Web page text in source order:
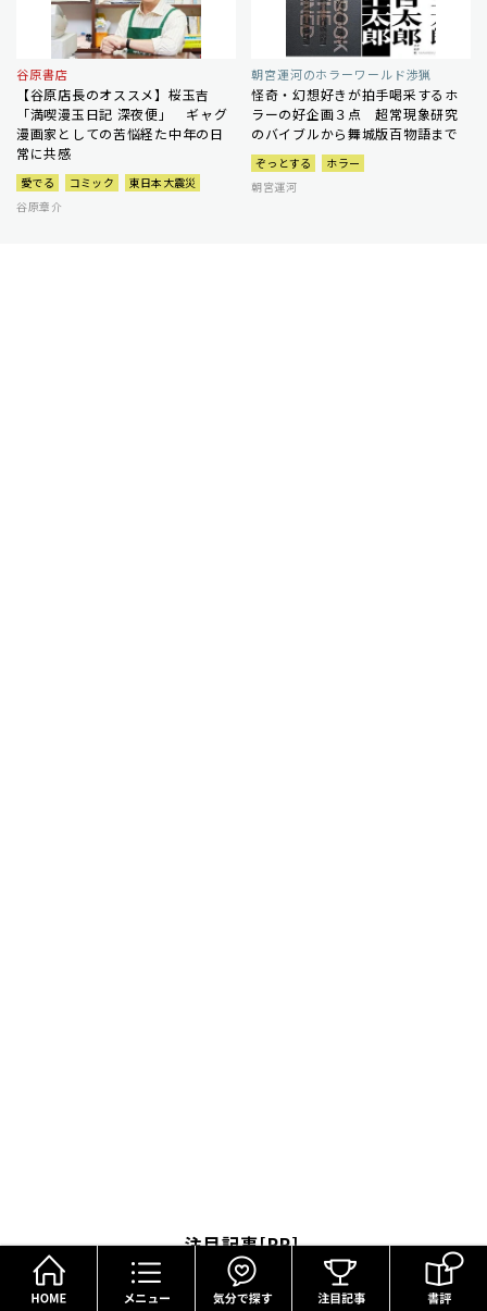
谷原書店
【谷原店長のオススメ】桜玉吉
「満喫漫玉日記 深夜便」 ギャグ
漫画家としての苦悩経た中年の日
常に共感
愛でる コミック
東日本大震災
谷原章介
朝宮運河のホラーワールド渉猟
怪奇・幻想好きが拍手喝采するホ
ラーの好企画３点 超常現象研究
のバイブルから舞城版百物語まで
ぞっとする
ホラー
朝宮運河
注目記事[PR]
「気になっていた認知機能が菌で…」森永が開発。感動の70代続出